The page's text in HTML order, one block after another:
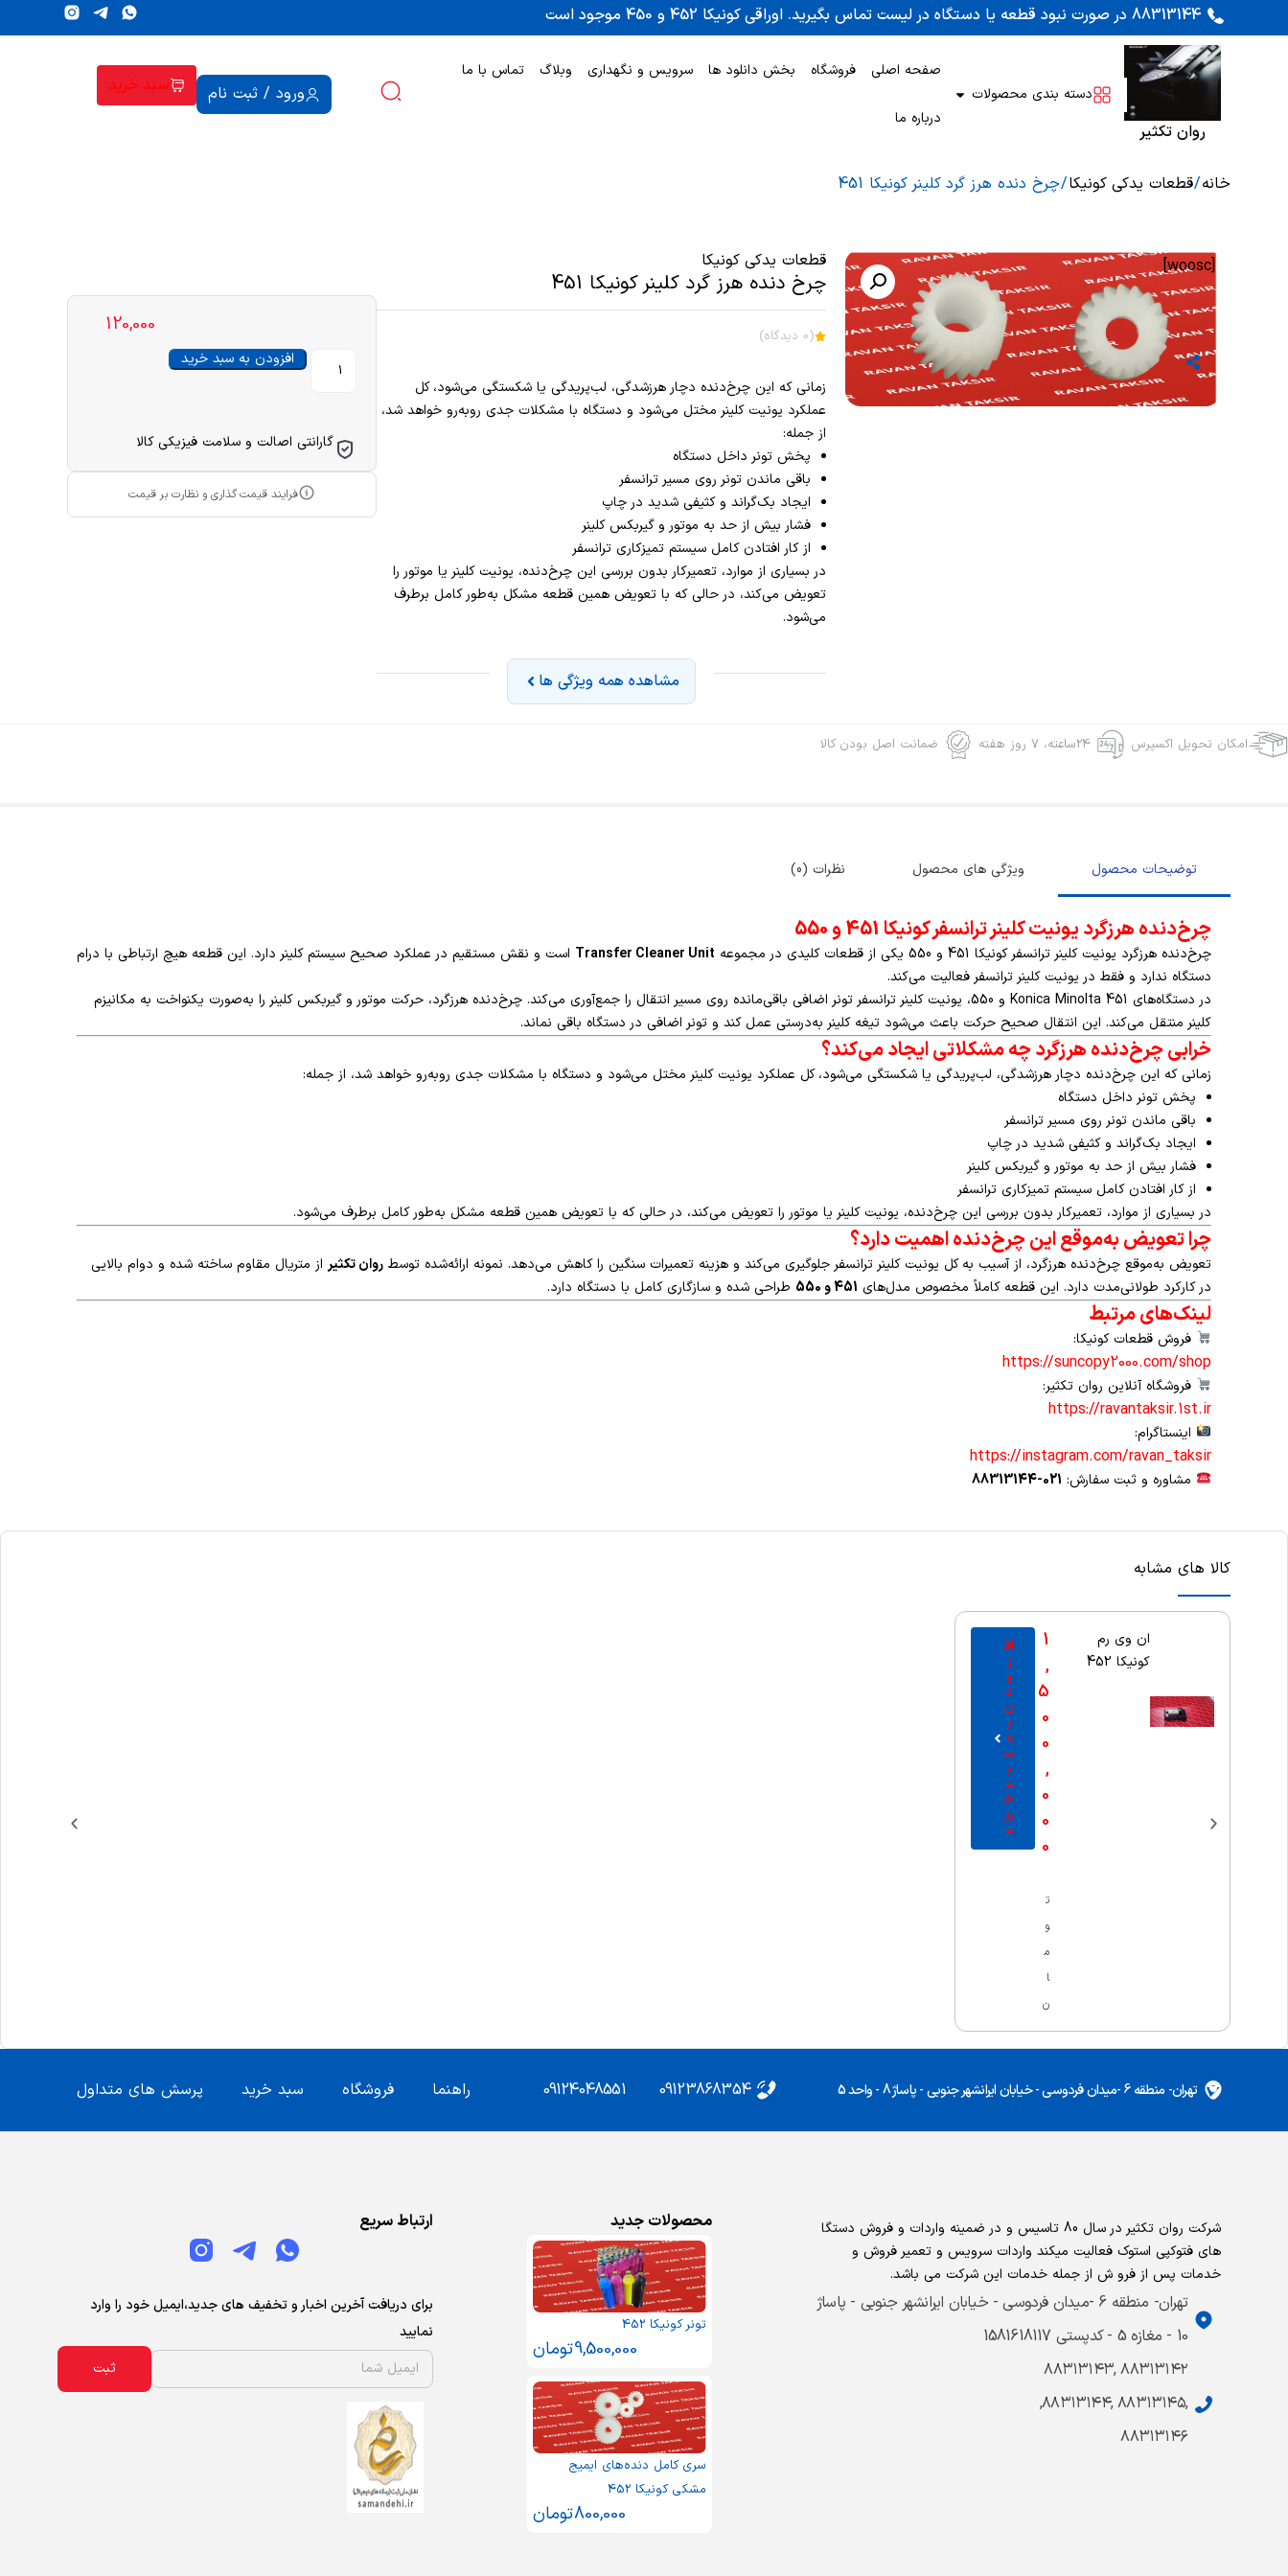
88313144 در صورت نبود قطعه یا دستگاه در لیست تماس بگیرید. اوراقی کونیکا 452 و 450 موجود است
روان تکثیر
دسته بندی محصولات
صفحه اصلی فروشگاه بخش دانلود ها سرویس و نگهداری وبلاگ تماس با ما
درباره ما
ورود / ثبت نام سبد خرید
خانه/قطعات یدکی کونیکا/ چرخ دنده هرز گرد کلینر کونیکا 451
[woosc] قطعات یدکی کونیکا
چرخ دنده هرز گرد کلینر کونیکا 451
(0 دیدگاه)
زمانی که این چرخ‌دنده دچار هرزشدگی، لب‌پریدگی یا شکستگی می‌شود، کل
عملکرد یونیت کلینر مختل می‌شود و دستگاه با مشکلات جدی روبه‌رو خواهد شد،
از جمله:
پخش تونر داخل دستگاه
باقی ماندن تونر روی مسیر ترانسفر
ایجاد بک‌گراند و کثیفی شدید در چاپ
فشار بیش از حد به موتور و گیربکس کلینر
از کار افتادن کامل سیستم تمیزکاری ترانسفر
در بسیاری از موارد، تعمیرکار بدون بررسی این چرخ‌دنده، یونیت کلینر یا موتور را
تعویض می‌کند، در حالی که با تعویض همین قطعه مشکل به‌طور کامل برطرف
می‌شود.
مشاهده همه ویژگی ها
120,000
افزودن به سبد خرید
گارانتی اصالت و سلامت فیزیکی کالا
فرایند قیمت گذاری و نظارت بر قیمت
امکان تحویل اکسپرس 24ساعته، 7 روز هفته ضمانت اصل بودن کالا
توضیحات محصول ویژگی های محصول نظرات (0)
چرخ‌دنده هرزگرد یونیت کلینر ترانسفر کونیکا 451 و 550
چرخ‌دنده هرزگرد یونیت کلینر ترانسفر کونیکا 451 و 550 یکی از قطعات کلیدی در مجموعه Transfer Cleaner Unit است و نقش مستقیم در عملکرد صحیح سیستم کلینر دارد. این قطعه هیچ ارتباطی با درام
دستگاه ندارد و فقط در یونیت کلینر ترانسفر فعالیت می‌کند.
در دستگاه‌های Konica Minolta 451 و 550، یونیت کلینر ترانسفر تونر اضافی باقی‌مانده روی مسیر انتقال را جمع‌آوری می‌کند. چرخ‌دنده هرزگرد، حرکت موتور و گیربکس کلینر را به‌صورت یکنواخت به مکانیزم
کلینر منتقل می‌کند. این انتقال صحیح حرکت باعث می‌شود تیغه کلینر به‌درستی عمل کند و تونر اضافی در دستگاه باقی نماند.
خرابی چرخ‌دنده هرزگرد چه مشکلاتی ایجاد می‌کند؟
زمانی که این چرخ‌دنده دچار هرزشدگی، لب‌پریدگی یا شکستگی می‌شود، کل عملکرد یونیت کلینر مختل می‌شود و دستگاه با مشکلات جدی روبه‌رو خواهد شد، از جمله:
پخش تونر داخل دستگاه
باقی ماندن تونر روی مسیر ترانسفر
ایجاد بک‌گراند و کثیفی شدید در چاپ
فشار بیش از حد به موتور و گیربکس کلینر
از کار افتادن کامل سیستم تمیزکاری ترانسفر
در بسیاری از موارد، تعمیرکار بدون بررسی این چرخ‌دنده، یونیت کلینر یا موتور را تعویض می‌کند، در حالی که با تعویض همین قطعه مشکل به‌طور کامل برطرف می‌شود.
چرا تعویض به‌موقع این چرخ‌دنده اهمیت دارد؟
تعویض به‌موقع چرخ‌دنده هرزگرد، از آسیب به کل یونیت کلینر ترانسفر جلوگیری می‌کند و هزینه تعمیرات سنگین را کاهش می‌دهد. نمونه ارائه‌شده توسط روان تکثیر از متریال مقاوم ساخته شده و دوام بالایی
در کارکرد طولانی‌مدت دارد. این قطعه کاملاً مخصوص مدل‌های 451 و 550 طراحی شده و سازگاری کامل با دستگاه دارد.
لینک‌های مرتبط
فروش قطعات کونیکا:
https://suncopy2000.com/shop
فروشگاه آنلاین روان تکثیر:
https://ravantaksir.1st.ir
اینستاگرام:
https://instagram.com/ravan_taksir
مشاوره و ثبت سفارش: 021-88313144
کالا های مشابه
ان وی رم
کونیکا 452
1
,
5
0
0
,
0
0
0
ت
و
م
ا
ن
اف
ز
و
د
ن
ب
ه
س
ب
د
خ
ری
د
تهران- منطقه 6 -میدان فردوسی - خیابان ایرانشهر جنوبی - پاساژ 8 - واحد 5 09123868354
09124048551 راهنما فروشگاه سبد خرید پرسش های متداول
شرکت روان تکثیر در سال 80 تاسیس و در ضمینه واردات و فروش دستگا
های فتوکپی استوک فعالیت میکند واردات سرویس و تعمیر فروش و
خدمات پس از فرو ش از جمله خدمات این شرکت می باشد.
تهران- منطقه 6 -میدان فردوسی - خیابان ایرانشهر جنوبی - پاساژ
10 - مغازه 5 - کدپستی 1581618117
۸۸۳۱۳۱۴۲ ,۸۸۳۱۳۱۴۳
,۸۸۳۱۳۱۴۵ ,۸۸۳۱۳۱۴۴,
۸۸۳۱۳۱۴۶
محصولات جدید
تونر کونیکا 452
9,500,000تومان
سری کامل دنده‌های ایمیج
مشکی کونیکا 452
800,000تومان
ارتباط سریع
برای دریافت آخرین اخبار و تخفیف های جدید،ایمیل خود را وارد
نمایید
ثبت